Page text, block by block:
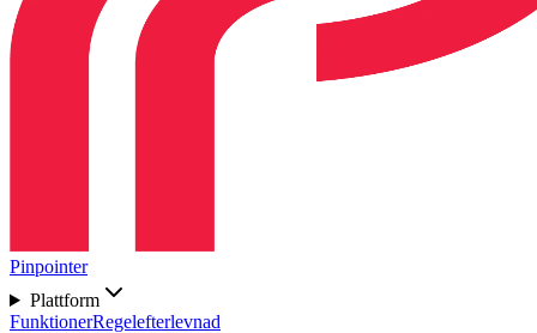
Pinpointer
Plattform
FunktionerRegelefterlevnad